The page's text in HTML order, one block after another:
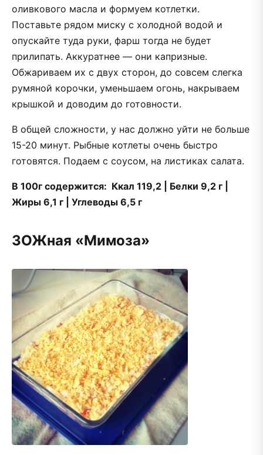
оливкового масла и формуем котлетки.
Поставьте рядом миску с холодной водой и
опускайте туда руки, фарш тогда не будет
прилипать. Аккуратнее — они капризные.
Обжариваем их с двух сторон, до совсем слегка
румяной корочки, уменьшаем огонь, накрываем
крышкой и доводим до готовности.
В общей сложности, у нас должно уйти не больше
15-20 минут. Рыбные котлеты очень быстро
готовятся. Подаем с соусом, на листиках салата.
В 100г содержится: Ккал 119,2 | Белки 9,2 г |
Жиры 6,1 г | Углеводы 6,5 г
ЗОЖная «Мимоза»